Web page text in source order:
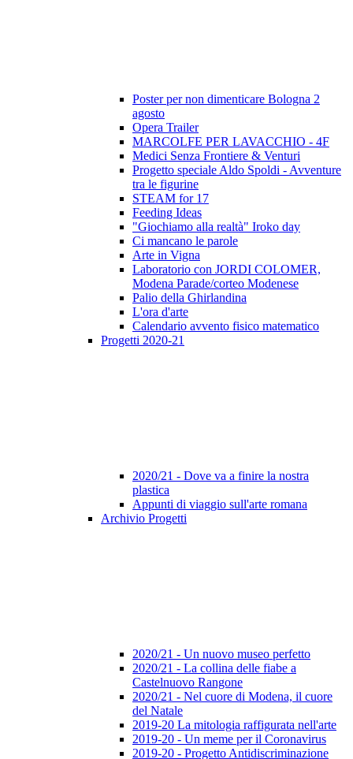
Poster per non dimenticare Bologna 2
agosto
Opera Trailer
MARCOLFE PER LAVACCHIO - 4F
Medici Senza Frontiere & Venturi
Progetto speciale Aldo Spoldi - Avventure
tra le figurine
STEAM for 17
Feeding Ideas
"Giochiamo alla realtà" Iroko day
Ci mancano le parole
Arte in Vigna
Laboratorio con JORDI COLOMER,
Modena Parade/corteo Modenese
Palio della Ghirlandina
L'ora d'arte
Calendario avvento fisico matematico
Progetti 2020-21
2020/21 - Dove va a finire la nostra
plastica
Appunti di viaggio sull'arte romana
Archivio Progetti
2020/21 - Un nuovo museo perfetto
2020/21 - La collina delle fiabe a
Castelnuovo Rangone
2020/21 - Nel cuore di Modena, il cuore
del Natale
2019-20 La mitologia raffigurata nell'arte
2019-20 - Un meme per il Coronavirus
2019-20 - Progetto Antidiscriminazione